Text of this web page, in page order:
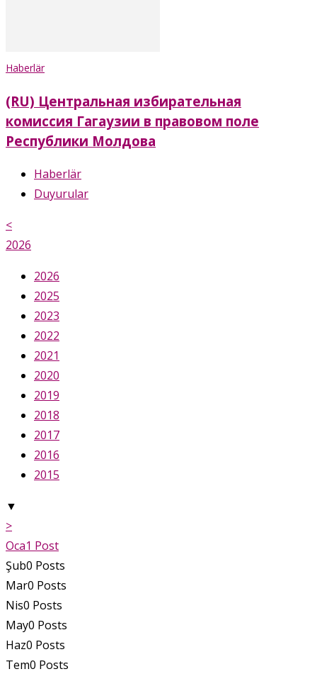
Haberlär
(RU) Центральная избирательная
комиссия Гагаузии в правовом поле
Республики Молдова
Haberlär
Duyurular
<
2026
2026
2025
2023
2022
2021
2020
2019
2018
2017
2016
2015
▼
>
Oca1 Post
Şub0 Posts
Mar0 Posts
Nis0 Posts
May0 Posts
Haz0 Posts
Tem0 Posts